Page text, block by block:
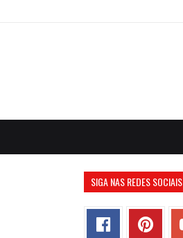
SIGA NAS REDES SOCIAIS